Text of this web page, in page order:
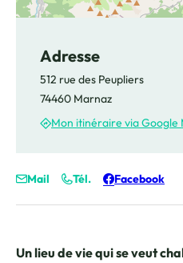
Un lieu de vie qui se veut
Adresse
512 rue des Peupliers
74460 Marnaz
Mon itinéraire via Google
Mail Tél. Facebook